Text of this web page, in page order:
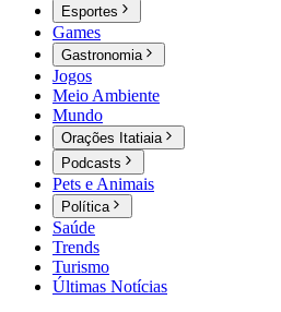
Esportes
Games
Gastronomia
Jogos
Meio Ambiente
Mundo
Orações Itatiaia
Podcasts
Pets e Animais
Política
Saúde
Trends
Turismo
Últimas Notícias